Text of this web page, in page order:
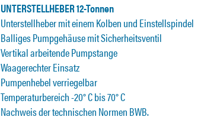
UNTERSTELLHEBER 12-Tonnen
Unterstellheber mit einem Kolben und Einstellspindel
Balliges Pumpgehäuse mit Sicherheitsventil
Vertikal arbeitende Pumpstange
Waagerechter Einsatz
Pumpenhebel verriegelbar
Temperaturbereich -20° C bis 70° C
Nachweis der technischen Normen BWB.